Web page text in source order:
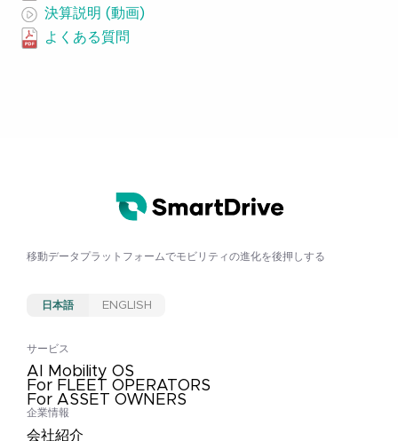
決算説明 (動画)
よくある質問
移動データプラットフォームでモビリティの進化を後押しする
日本語 ENGLISH
サービス
AI Mobility OS
For FLEET OPERATORS
For ASSET OWNERS
企業情報
会社紹介